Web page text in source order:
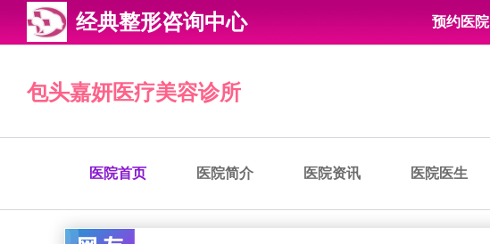
经典整形咨询中心 预约医院
包头嘉妍医疗美容诊所
医院首页 医院简介 医院资讯 医院医生